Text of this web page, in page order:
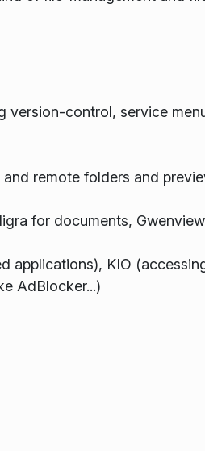
version-control, service
remote folders and
for documents,
applications), KIO
AdBlocker...)